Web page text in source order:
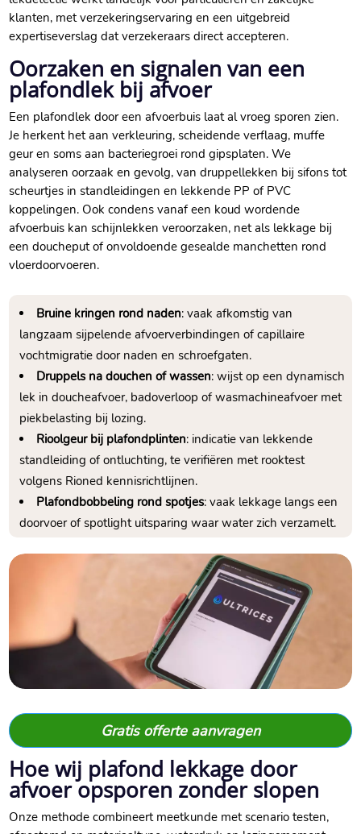
klanten, met verzekeringservaring en een uitgebreid
expertiseverslag dat verzekeraars direct accepteren.​
Oorzaken en signalen van een
plafondlek bij afvoer
Een plafondlek door een afvoerbuis laat al vroeg sporen zien.​
Je herkent het aan verkleuring, scheidende verflaag, muffe
geur en soms aan bacteriegroei rond gipsplaten.​ We
analyseren oorzaak en gevolg, van druppellekken bij sifons tot
scheurtjes in standleidingen en lekkende PP of PVC
koppelingen.​ Ook condens vanaf een koud wordende
afvoerbuis kan schijnlekken veroorzaken, net als lekkage bij
een doucheput of onvoldoende gesealde manchetten rond
vloerdoorvoeren.​
Bruine kringen rond naden: vaak afkomstig van
langzaam sijpelende afvoerverbindingen of capillaire
vochtmigratie door naden en schroefgaten.​
Druppels na douchen of wassen: wijst op een dynamisch
lek in doucheafvoer, badoverloop of wasmachineafvoer met
piekbelasting bij lozing.​
Rioolgeur bij plafondplinten: indicatie van lekkende
standleiding of ontluchting, te verifiëren met rooktest
volgens Rioned kennisrichtlijnen.​
Plafondbobbeling rond spotjes: vaak lekkage langs een
doorvoer of spotlight uitsparing waar water zich verzamelt.​
Gratis offerte aanvragen
Hoe wij plafond lekkage door
afvoer opsporen zonder slopen
Onze methode combineert meetkunde met scenario testen,